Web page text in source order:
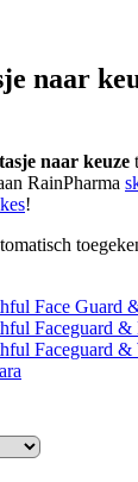
naar
naar keuze
RainPharma
!
Face Guard
Faceguard
Faceguard